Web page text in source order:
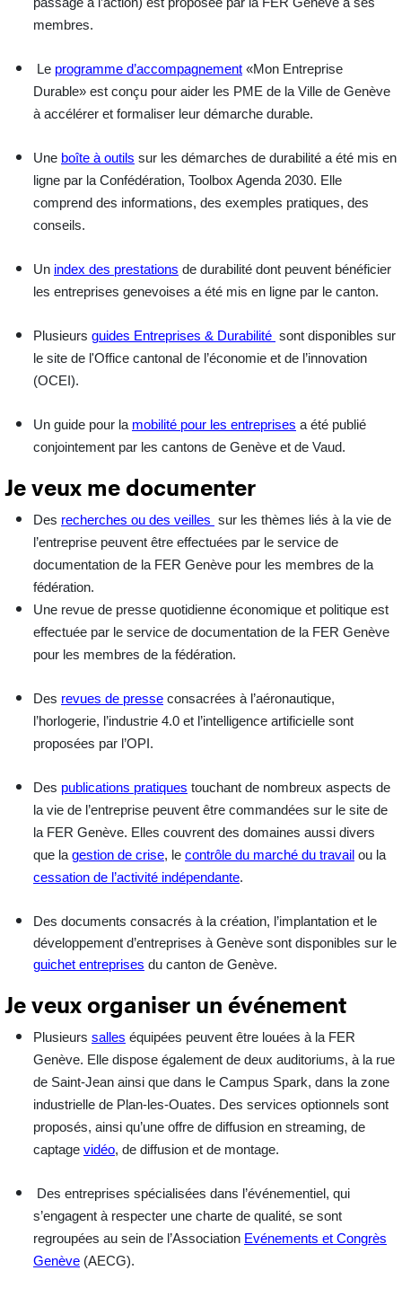
passage à l’action) est proposée par la FER Genève à ses
membres.
Le programme d’accompagnement «Mon Entreprise
Durable» est conçu pour aider les PME de la Ville de Genève
à accélérer et formaliser leur démarche durable.
Une boîte à outils sur les démarches de durabilité a été mis en
ligne par la Confédération, Toolbox Agenda 2030. Elle
comprend des informations, des exemples pratiques, des
conseils.
Un index des prestations de durabilité dont peuvent bénéficier
les entreprises genevoises a été mis en ligne par le canton.
Plusieurs guides Entreprises & Durabilité sont disponibles sur
le site de l'Office cantonal de l’économie et de l’innovation
(OCEI).
Un guide pour la mobilité pour les entreprises a été publié
conjointement par les cantons de Genève et de Vaud.
Je veux me documenter
Des recherches ou des veilles sur les thèmes liés à la vie de
l’entreprise peuvent être effectuées par le service de
documentation de la FER Genève pour les membres de la
fédération.
Une revue de presse quotidienne économique et politique est
effectuée par le service de documentation de la FER Genève
pour les membres de la fédération.
Des revues de presse consacrées à l’aéronautique,
l’horlogerie, l’industrie 4.0 et l’intelligence artificielle sont
proposées par l’OPI.
Des publications pratiques touchant de nombreux aspects de
la vie de l’entreprise peuvent être commandées sur le site de
la FER Genève. Elles couvrent des domaines aussi divers
que lagestion de crise, le contrôle du marché du travail ou la
cessation de l’activité indépendante.
Des documents consacrés à la création, l’implantation et le
développement d’entreprises à Genève sont disponibles sur le
guichet entreprises du canton de Genève.
Je veux organiser un événement
Plusieurs salles équipées peuvent être louées à la FER
Genève. Elle dispose également de deux auditoriums, à la rue
de Saint-Jean ainsi que dans le Campus Spark, dans la zone
industrielle de Plan-les-Ouates. Des services optionnels sont
proposés, ainsi qu’une offre de diffusion en streaming, de
captage vidéo, de diffusion et de montage.
Des entreprises spécialisées dans l’événementiel , qui
s’engagent à respecter une charte de qualité, se sont
regroupées au sein de l’Association Evénements et Congrès
Genève (AECG).